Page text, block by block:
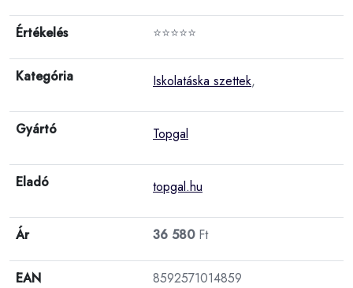
Értékelés ⭐⭐⭐⭐⭐
Kategória Iskolatáska szettek,
Gyártó Topgal
Eladó topgal.hu
Ár 36 580Ft
EAN 8592571014859